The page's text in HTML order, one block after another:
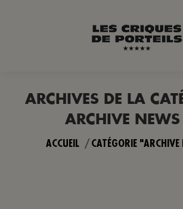
ARCHIVES DE LA
ARCHIVE NEWS
Vous êtes ici :
ACCUEIL CATÉGORIE "ARCHIVE